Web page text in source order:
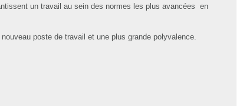
un travail au sein des normes les plus avancées en
poste de travail et une plus grande polyvalence.